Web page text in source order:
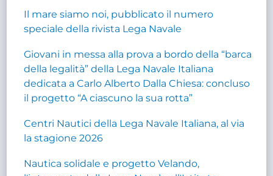
Il mare siamo noi, pubblicato il numero
speciale della rivista Lega Navale
Giovani in messa alla prova a bordo della “barca
della legalità” della Lega Navale Italiana
dedicata a Carlo Alberto Dalla Chiesa: concluso
il progetto “A ciascuno la sua rotta”
Centri Nautici della Lega Navale Italiana, al via
la stagione 2026
Nautica solidale e progetto Velando,